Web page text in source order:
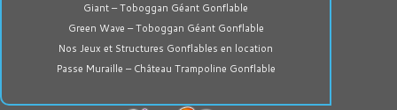
Giant – Toboggan Géant Gonflable
Green Wave – Toboggan Géant Gonflable
Nos Jeux et Structures Gonflables en location
Passe Muraille – Château Trampoline Gonflable